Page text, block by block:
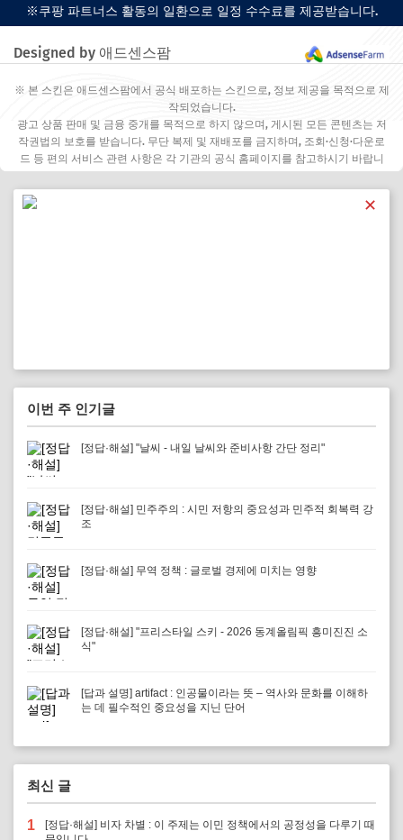
※쿠팡 파트너스 활동의 일환으로 일정 수수료를 제공받습니다.
Designed by 애드센스팜
※ 본 스킨은 애드센스팜에서 공식 배포하는 스킨으로, 정보 제공을 목적으로 제
작되었습니다.
광고 상품 판매 및 금융 중개를 목적으로 하지 않으며, 게시된 모든 콘텐츠는 저
작권법의 보호를 받습니다. 무단 복제 및 재배포를 금지하며, 조회·신청·다운로
드 등 편의 서비스 관련 사항은 각 기관의 공식 홈페이지를 참고하시기 바랍니
✕
이번 주 인기글
[정답·해설] "날씨 - 내일 날씨와 준비사항 간단 정리"
[정답·해설] 민주주의 : 시민 저항의 중요성과 민주적 회복력 강
조
[정답·해설] 무역 정책 : 글로벌 경제에 미치는 영향
[정답·해설] "프리스타일 스키 - 2026 동계올림픽 흥미진진 소
식"
[답과 설명] artifact : 인공물이라는 뜻 – 역사와 문화를 이해하
는 데 필수적인 중요성을 지닌 단어
최신 글
1
[정답·해설] 비자 차별 : 이 주제는 이민 정책에서의 공정성을 다루기 때